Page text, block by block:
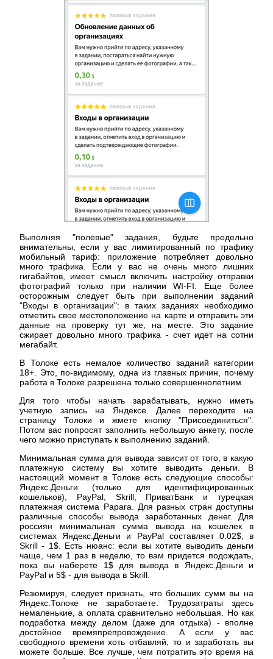
Выполняя "полевые" задания, будьте предельно
внимательны, если у вас лимитированный по трафику
мобильный тариф: приложение потребляет довольно
много трафика. Если у вас не очень много лишних
гигабайтов, имеет смысл включить настройку отправки
фотографий только при наличии WI-FI. Еще более
осторожным следует быть при выполнении заданий
"Входы в организации": в таких заданиях необходимо
отметить свое местоположение на карте и отправить эти
данные на проверку тут же, на месте. Это задание
сжирает довольно много трафика - счет идет на сотни
мегабайт.
В Толоке есть немалое количество заданий категории
18+. Это, по-видимому, одна из главных причин, почему
работа в Толоке разрешена только совершеннолетним.
Для того чтобы начать зарабатывать, нужно иметь
учетную запись на Яндексе. Далее переходите на
страницу Толоки и жмете кнопку "Присоединиться".
Потом вас попросят заполнить небольшую анкету, после
чего можно приступать к выполнению заданий.
Минимальная сумма для вывода зависит от того, в какую
платежную систему вы хотите выводить деньги. В
настоящий момент в Толоке есть следующие способы:
Яндекс.Деньги (только для идентифицированных
кошельков), PayPal, Skrill, ПриватБанк и турецкая
платежная система Papara. Для разных стран доступны
различные способы вывода заработанных денег. Для
россиян минимальная сумма вывода на кошелек в
системах Яндекс.Деньги и PayPal составляет 0.02$, в
Skrill - 1$. Есть нюанс: если вы хотите выводить деньги
чаще, чем 1 раз в неделю, то вам придется подождать,
пока вы наберете 1$ для вывода в Яндекс.Деньги и
PayPal и 5$ - для вывода в Skrill.
Резюмируя, следует признать, что больших сумм вы на
Яндекс.Толоке не заработаете. Трудозатраты здесь
немаленькие, а оплата сравнительно небольшая. Но как
подработка между делом (даже для отдыха) - вполне
достойное времяпрепровождение. А если у вас
свободного времени хоть отбавляй, то и заработать вы
можете больше. Все лучше, чем потратить это время на